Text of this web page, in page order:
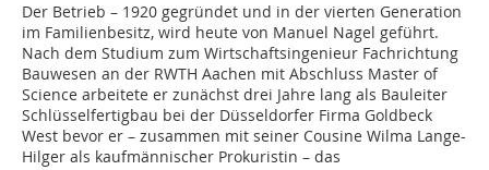
Der Betrieb – 1920 gegründet und in der vierten Generation
im Familienbesitz, wird heute von Manuel Nagel geführt.
Nach dem Studium zum Wirtschaftsingenieur Fachrichtung
Bauwesen an der RWTH Aachen mit Abschluss Master of
Science arbeitete er zunächst drei Jahre lang als Bauleiter
Schlüsselfertigbau bei der Düsseldorfer Firma Goldbeck
West bevor er – zusammen mit seiner Cousine Wilma Lange-
Hilger als kaufmännischer Prokuristin – das